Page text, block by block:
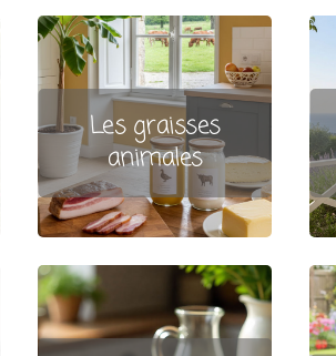
Les graisses
animales